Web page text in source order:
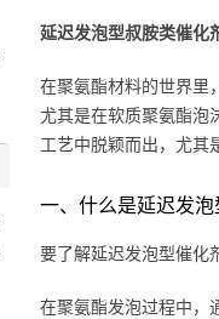
延迟发泡型叔胺类催化
在聚氨酯材料的世界里
尤其是在软质聚氨酯泡
工艺中脱颖而出，尤其
一、什么是延迟发泡
要了解延迟发泡型催化
在聚氨酯发泡过程中，